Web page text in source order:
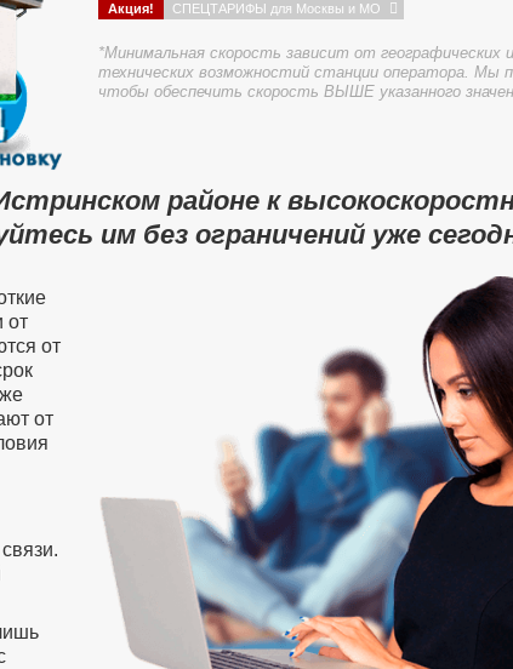
Акция! СПЕЦТАРИФЫ для Москвы и МО
*Минимальная скорость зависит от географических
технических возможностий станции оператора. Мы
чтобы обеспечить скорость ВЫШЕ указанного
районе к
им без ограничений уже
от
от
от